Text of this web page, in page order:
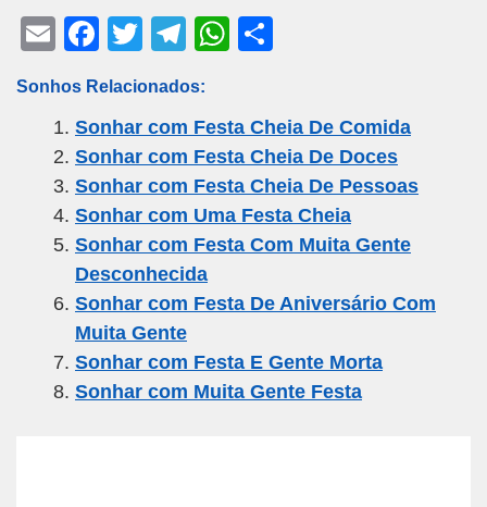
E
ail
F
a
c
e
b
o
o
k
T
tt
er
T
e
gr
a
m
W
s
A
p
p
e
Sonhos Relacionados:
Sonhar com Festa Cheia De Comida
Sonhar com Festa Cheia De Doces
Sonhar com Festa Cheia De Pessoas
Sonhar com Uma Festa Cheia
Sonhar com Festa Com Muita Gente
Desconhecida
Sonhar com Festa De Aniversário Com
Muita Gente
Sonhar com Festa E Gente Morta
Sonhar com Muita Gente Festa